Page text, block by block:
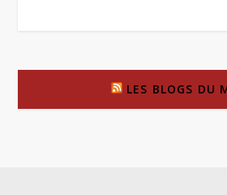
LES BLOGS DU